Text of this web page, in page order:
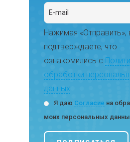
Нажимая «Отправить»,
подтверждаете, что
ознакомились с
обработки
данных
Я даю Согласие на
моих персональных